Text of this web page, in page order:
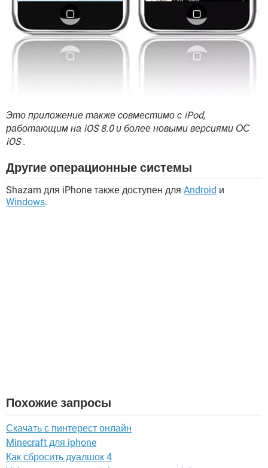
Это приложение также совместимо с iPod,
работающим на iOS 8.0 и более новыми версиями ОС
iOS .
Другие операционные системы
Shazam для iPhone также доступен для Android и
Windows.
Похожие запросы
Скачать с пинтерест онлайн
Minecraft для iphone
Как сбросить дуалшок 4